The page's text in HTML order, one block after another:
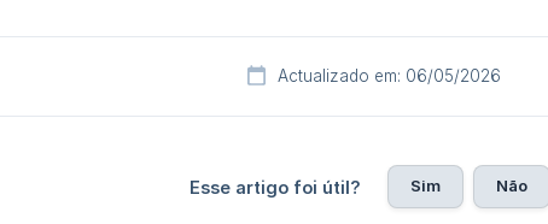
Actualizado em: 06/05/2026
Esse artigo foi útil? Sim Não